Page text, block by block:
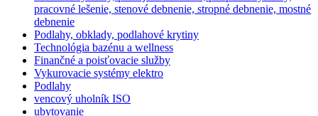
pracovné lešenie, stenové debnenie, stropné debnenie, mostné
debnenie
Podlahy, obklady, podlahové krytiny
Technológia bazénu a wellness
Finančné a poisťovacie služby
Vykurovacie systémy elektro
Podlahy
vencový uholník ISO
ubytovanie